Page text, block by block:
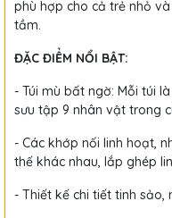
phù hợp cho cả trẻ nhỏ
tầm.
ĐẶC ĐIỂM NỔI BẬT:
- Túi mù bất ngờ: Mỗi túi
sưu tập 9 nhân vật trong
- Các khớp nối linh hoạt,
thế khác nhau​, lắp ghép
- Thiết kế chi tiết tinh sảo,